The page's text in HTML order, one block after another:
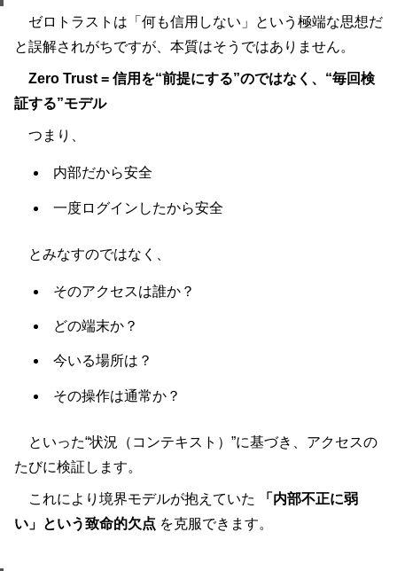
ゼロトラストは「何も信用しない」という極端な思想だ
と誤解されがちですが、本質はそうではありません。
Zero Trust = 信用を“前提にする”のではなく、“毎回検
証する”モデル
つまり、
内部だから安全
一度ログインしたから安全
とみなすのではなく、
そのアクセスは誰か？
どの端末か？
今いる場所は？
その操作は通常か？
といった“状況（コンテキスト）”に基づき、アクセスの
たびに検証します。
これにより境界モデルが抱えていた
「内部不正に弱
い」という致命的欠点 を克服できます。